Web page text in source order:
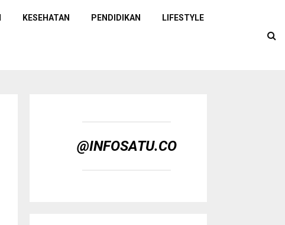
KESEHATAN PENDIDIKAN LIFESTYLE
@INFOSATU.CO